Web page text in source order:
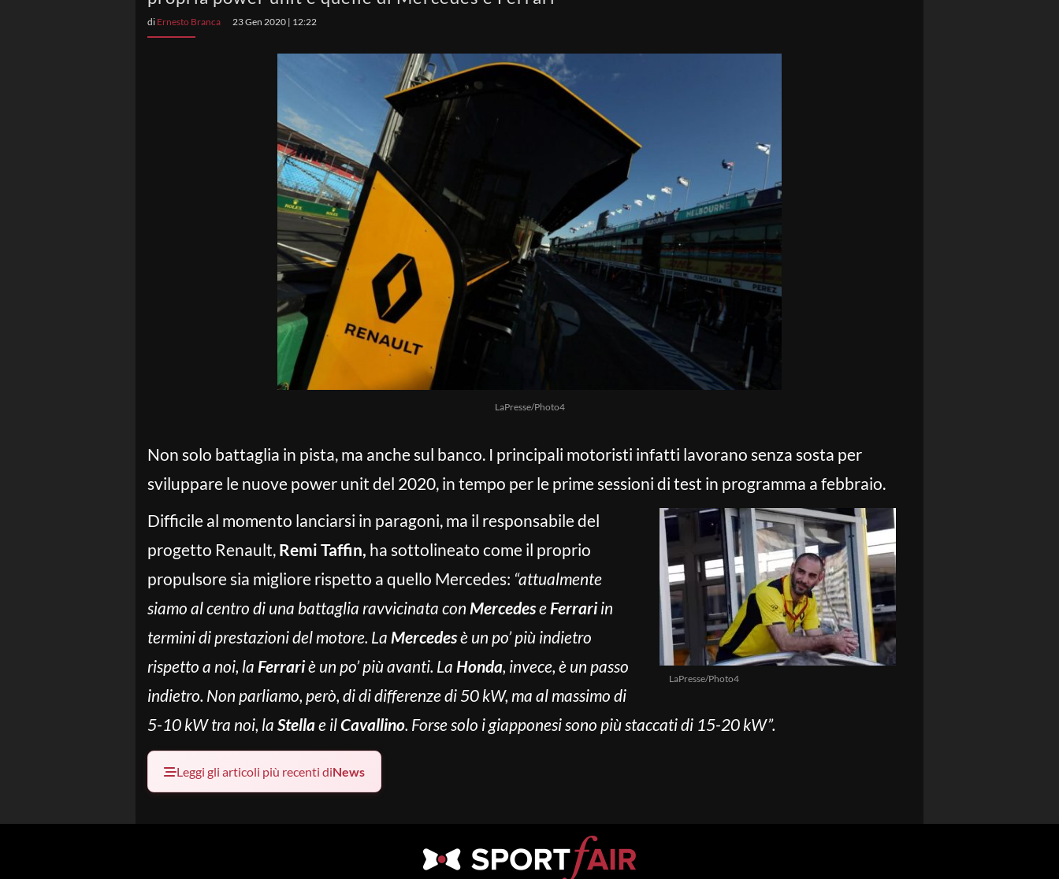
di Ernesto Branca 23 Gen 2020 | 12:22
LaPresse/Photo4
Non solo battaglia in pista, ma anche sul banco. I principali motoristi infatti lavorano senza sosta per
sviluppare le nuove power unit del 2020, in tempo per le prime sessioni di test in programma a febbraio.
LaPresse/Photo4
Difficile al momento lanciarsi in paragoni, ma il responsabile del
progetto Renault, Remi Taffin, ha sottolineato come il proprio
propulsore sia migliore rispetto a quello Mercedes: “attualmente
siamo al centro di una battaglia ravvicinata con Mercedese Ferrariin
termini di prestazioni del motore. La Mercedesè un po’ più indietro
rispetto a noi, la Ferrariè un po’ più avanti. La Honda, invece, è un passo
indietro. Non parliamo, però, di di differenze di 50 kW, ma al massimo di
5-10 kW tra noi, la Stellae ilCavallino. Forse solo i giapponesi sono più staccati di 15-20 kW”.
Leggi gli articoli più recenti diNews